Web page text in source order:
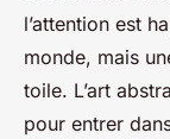
l’attention est
monde, mais
toile. L’art
pour entrer